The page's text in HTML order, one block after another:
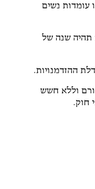
עומדות נשים
אני רוצה לאחל לכל העובדות ששנת 2022 תהיה שנה של
ההזדמנויות.
וללא חשש
חוק.